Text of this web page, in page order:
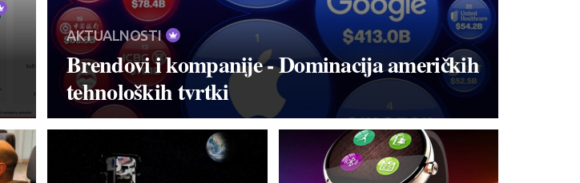
AKTUALNOSTI
Brendovi i kompanije - Dominacija američkih
tehnoloških tvrtki